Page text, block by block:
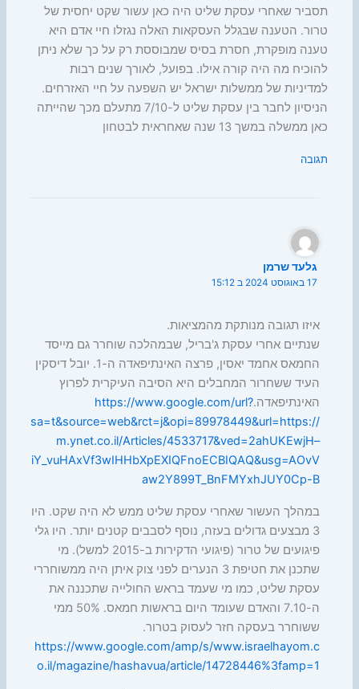
תסביר שאחרי עסקת שליט היה כאן עשור שקט יחסית של
טרור. הטענה שבגלל העסקאות האלה נגזלו חיי אדם היא
טענה מופקרת, חסרת בסיס שמבוססת רק על כך שלא ניתן
להוכיח מה היה קורה אילו. בפועל, לאורך שנים רבות
למדיניות של ממשלות ישראל יש השפעה על חיי האזרחים.
הניסיון לחבר בין עסקת שליט ל-7/10 מתעלם מכך שהייתה
כאן ממשלה במשך 13 שנה שאחראית לבטחון
תגובה
גלעד שרמן
17 באוגוסט 2024 ב 15:12
איזו תגובה מנותקת מהמציאות.
שנתיים אחרי עסקת ג'בריל, שבמהלכה שוחרר גם מייסד
החמאס אחמד יאסין, פרצה האינתיפאדה ה-1. יובל דיסקין
העיד ששחרור המחבלים היא הסיבה העיקרית לפרוץ
האינתיפאדה.https://www.google.com/url?
sa=t&source=web&rct=j&opi=89978449&url=https://
m.ynet.co.il/Articles/4533717&ved=2ahUKEwjH–
iY_vuHAxVf3wIHHbXpEXIQFnoECBIQAQ&usg=AOvV
aw2Y899T_BnFMYxhJUY0Cp-B
במהלך העשור שאחרי עסקת שליט ממש לא היה שקט. היו
3 מבצעים גדולים בעזה, נוסף לסבבים קטנים יותר. היו גלי
פיגועים של טרור (פיגועי הדקירות ב-2015 למשל). מי
שתכנן את חטיפת 3 הנערים לפני צוק איתן היה ממשוחררי
עסקת שליט, כמו מי שעמד בראש החולייה שתכננה את
ה-7.10 והאדם שעומד היום בראשות חמאס. 50% ממי
ששוחרר בעסקה חזר לעסוק בטרור.
https://www.google.com/amp/s/www.israelhayom.c
o.il/magazine/hashavua/article/14728446%3famp=1